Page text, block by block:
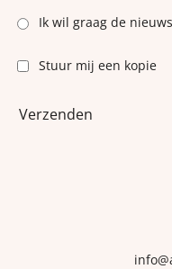
Ik wil graag de
Stuur mij een kopie
Verzenden